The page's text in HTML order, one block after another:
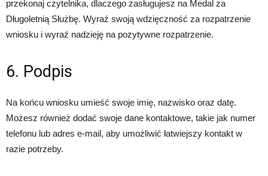
przekonaj czytelnika, dlaczego zasługujesz na Medal za
Długoletnią Służbę. Wyraź swoją wdzięczność za rozpatrzenie
wniosku i wyraź nadzieję na pozytywne rozpatrzenie.
6. Podpis
Na końcu wniosku umieść swoje imię, nazwisko oraz datę.
Możesz również dodać swoje dane kontaktowe, takie jak numer
telefonu lub adres e-mail, aby umożliwić łatwiejszy kontakt w
razie potrzeby.